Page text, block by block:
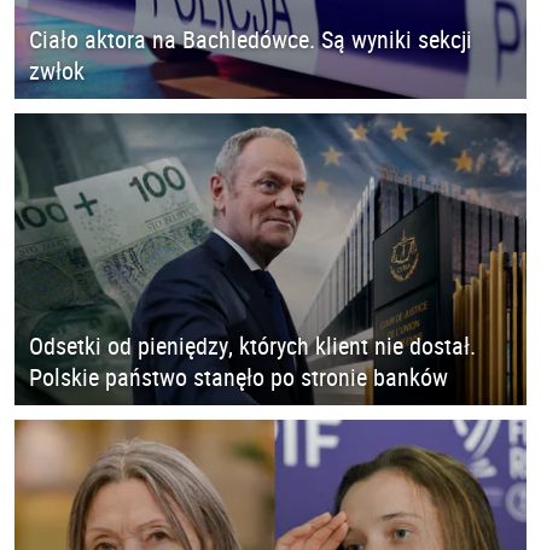
Ciało aktora na Bachledówce. Są wyniki sekcji
zwłok
Odsetki od pieniędzy, których klient nie dostał.
Polskie państwo stanęło po stronie banków